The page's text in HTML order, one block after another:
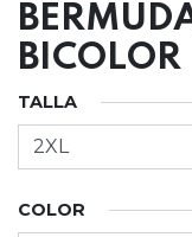
BICOLOR
TALLA
COLOR